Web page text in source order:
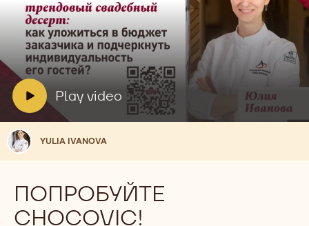
V
i
e
o
Play video
video:
Play
video
Yulia
Ivanova
YULIA IVANOVA
ПОПРОБУЙТЕ
CHOCOVIC!